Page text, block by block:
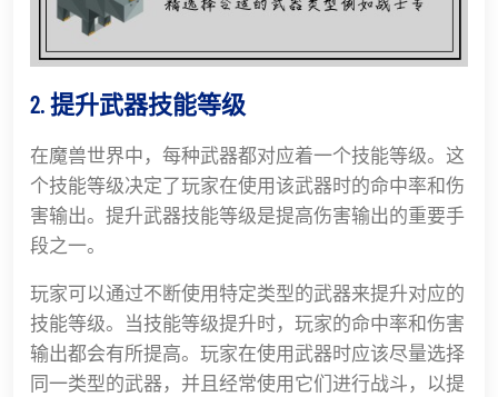
2. 提升武器技能等级
在魔兽世界中，每种武器都对应着一个技能等级。这
个技能等级决定了玩家在使用该武器时的命中率和伤
害输出。提升武器技能等级是提高伤害输出的重要手
段之一。
玩家可以通过不断使用特定类型的武器来提升对应的
技能等级。当技能等级提升时，玩家的命中率和伤害
输出都会有所提高。玩家在使用武器时应该尽量选择
同一类型的武器，并且经常使用它们进行战斗，以提